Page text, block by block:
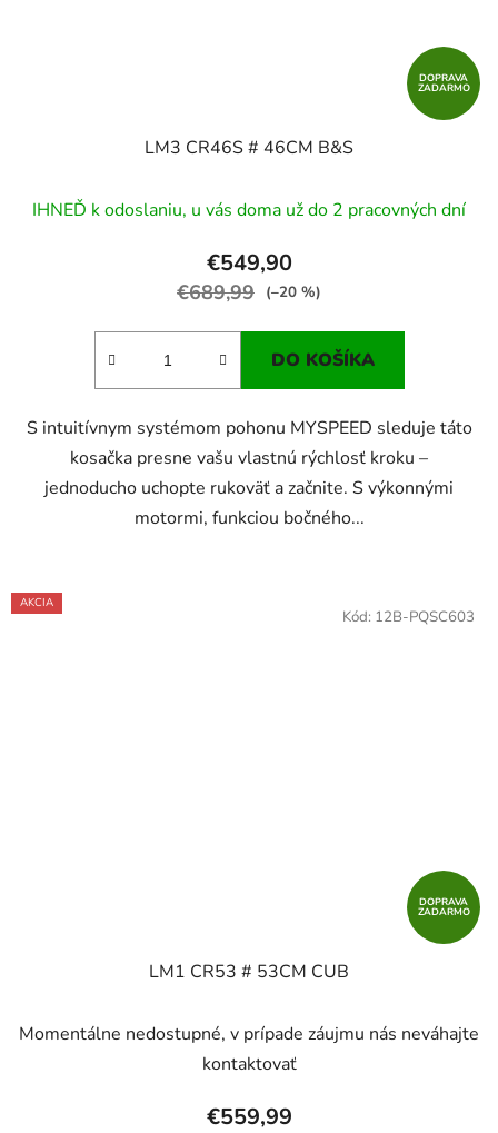
DOPRAVA
ZADARMO
LM3 CR46S # 46CM B&S
IHNEĎ k odoslaniu, u vás doma už do 2 pracovných dní
€549,90
€689,99 (–20 %)
DO KOŠÍKA
S intuitívnym systémom pohonu MYSPEED sleduje táto
kosačka presne vašu vlastnú rýchlosť kroku –
jednoducho uchopte rukoväť a začnite. S výkonnými
motormi, funkciou bočného...
AKCIA
DOPRAVA
ZADARMO
LM1 CR53 # 53CM CUB
Momentálne nedostupné, v prípade záujmu nás neváhajte
kontaktovať
€559,99
Kód: 12B-PQSC603